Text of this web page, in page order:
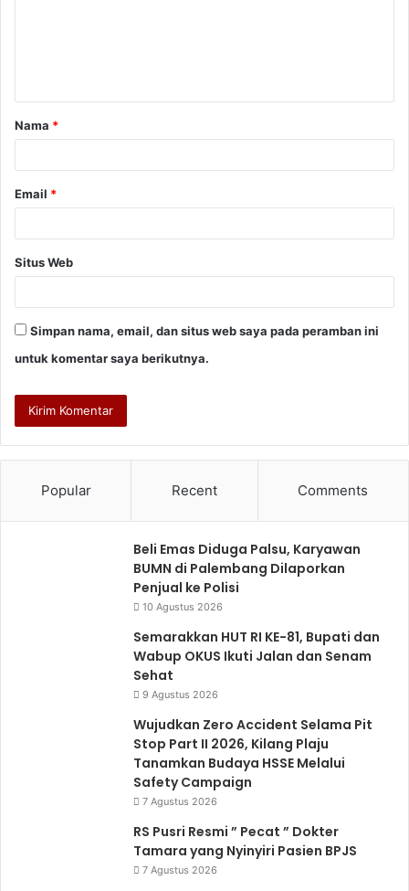
a
r
Nama *
Email *
Situs Web
Simpan nama, email, dan situs web saya pada peramban ini
untuk komentar saya berikutnya.
Popular Recent Comments
Beli Emas Diduga Palsu, Karyawan
BUMN di Palembang Dilaporkan
Penjual ke Polisi
10 Agustus 2026
Semarakkan HUT RI KE-81, Bupati dan
Wabup OKUS Ikuti Jalan dan Senam
Sehat
9 Agustus 2026
Wujudkan Zero Accident Selama Pit
Stop Part II 2026, Kilang Plaju
Tanamkan Budaya HSSE Melalui
Safety Campaign
7 Agustus 2026
RS Pusri Resmi ” Pecat ” Dokter
Tamara yang Nyinyiri Pasien BPJS
7 Agustus 2026